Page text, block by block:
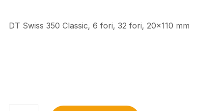
DT Swiss 350 Classic, 6 fori, 32 fori, 20×110 mm